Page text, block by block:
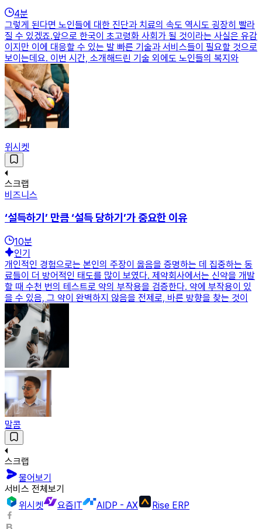
4분
그렇게 된다면 노인들에 대한 진단과 치료의 속도 역시도 굉장히 빨라
질 수 있겠죠.앞으로 한국이 초고령화 사회가 될 것이라는 사실은 유감
이지만 이에 대응할 수 있는 발 빠른 기술과 서비스들이 필요할 것으로
보이는데요. 이번 시간, 소개해드린 기술 외에도 노인들의 복지와
위시켓
스크랩
비즈니스
‘설득하기’ 만큼 ‘설득 당하기’가 중요한 이유
10분
인기
개인적인 경험으로는 본인의 주장이 옳음을 증명하는 데 집중하는 동
료들이 더 방어적인 태도를 많이 보였다. 제약회사에서는 신약을 개발
할 때 수천 번의 테스트로 약의 부작용을 검증한다. 약에 부작용이 있
을 수 있음, 그 약이 완벽하지 않음을 전제로, 바른 방향을 찾는 것이
말콤
스크랩
물어보기
서비스 전체보기
위시켓
요즘IT AIDP - AX Rise ERP